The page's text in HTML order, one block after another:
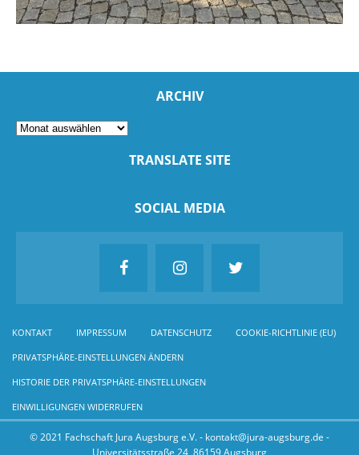
ARCHIV
TRANSLATE SITE
SOCIAL MEDIA
KONTAKT IMPRESSUM DATENSCHUTZ COOKIE-RICHTLINIE (EU)
PRIVATSPHÄRE-EINSTELLUNGEN ÄNDERN
HISTORIE DER PRIVATSPHÄRE-EINSTELLUNGEN
EINWILLIGUNGEN WIDERRUFEN
© 2021 Fachschaft Jura Augsburg e.V. - kontakt@jura-augsburg.de -
Universitätsstraße 24, 86159 Augsburg